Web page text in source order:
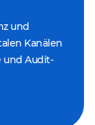
und
Kanälen
und Audit-